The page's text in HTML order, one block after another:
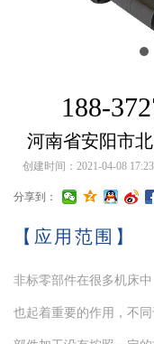
非标零部件在很多机床
也起着重要的作用，不
【应用范围】
创建时间： 2021-04-08 17:23
分享到：
188-
河南省安阳市